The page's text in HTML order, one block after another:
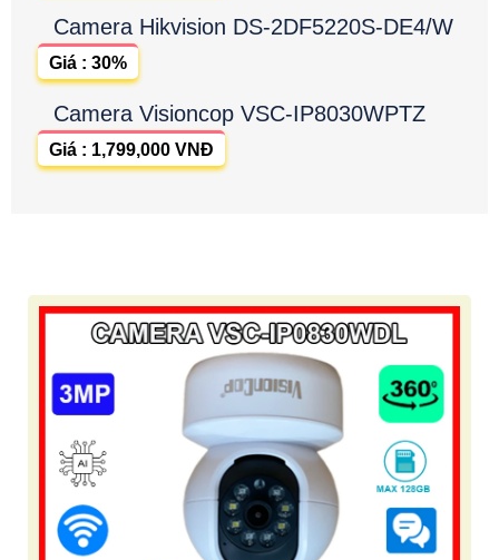
Camera Hikvision DS-2DF5220S-DE4/W
Giá : 30%
Camera Visioncop VSC-IP8030WPTZ
Giá : 1,799,000 VNĐ